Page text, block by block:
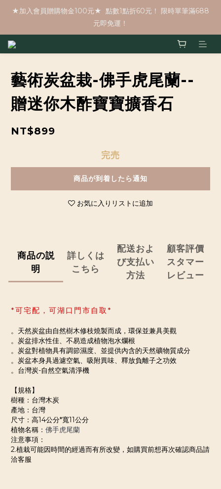
★加入會員贈購物金100元★  點數1點折60元！ 限時單筆滿688
元即免運！
藝術炭盆栽-佛手虎尾蘭--
贈迷你木酢寶寶擴香石
NT$899
完売
商品が到着したら通知
お気に入りリストに追加
商品の説
明
詳しくは
こちら
配送およ
び支払い
方法
顧客評價
スタマー
レビュー
*可宅配，可湖口門市自取 *
。天然炭盆由自然樹木修枝燒製而成，環保並兼具美觀
。炭盆排水性佳、不易造成植物泡水爛根
。炭盆對植物具有調節濕度、並提供內含的天然礦物質成分
。炭盆本身具過濾空氣、吸附異味、釋放負離子之功效
。台灣炭-自然空氣清淨機
【規格】
樹種：台灣木炭
產地：台灣
尺寸：高14公分*寬11公分
植物名稱： 佛手虎尾蘭
注意事項：
2.植栽可能因時間的經過而有所改變，如購買前想再次確認商品請
洽客服